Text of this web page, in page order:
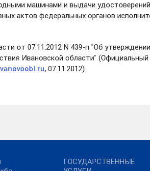
машинами и выдачи
актов федеральных органов
от 07.11.2012 N 439-п "Об
Ивановской области" (Официальный
, 07.11.2012).
ГОСУДАРСТВЕННЫЕ